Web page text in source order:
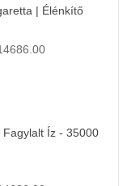
| Élénkítő
Fagylalt Íz - 35000